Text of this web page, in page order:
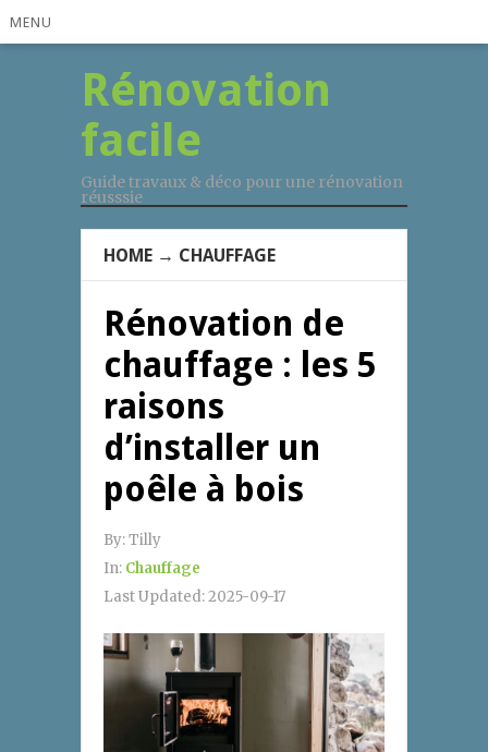
MENU
Rénovation
facile
Guide travaux & déco pour une rénovation
réusssie
HOME → CHAUFFAGE
Rénovation de
chauffage : les 5
raisons
d’installer un
poêle à bois
By:Tilly
In: Chauffage
Last Updated:2025-09-17